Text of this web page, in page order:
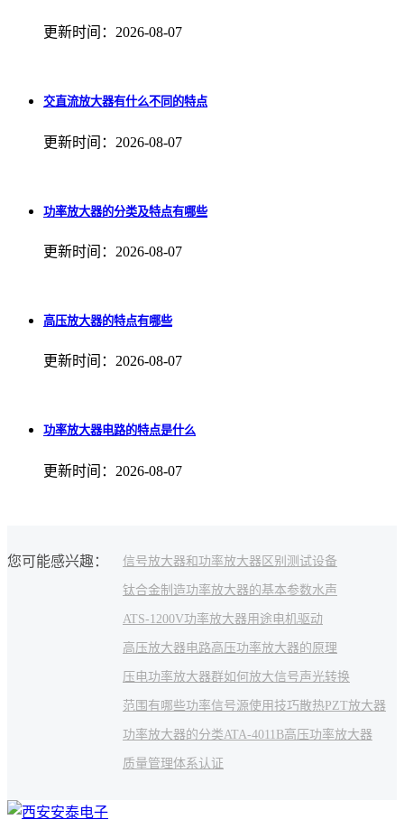
更新时间：2026-08-07
交直流放大器有什么不同的特点
更新时间：2026-08-07
功率放大器的分类及特点有哪些
更新时间：2026-08-07
高压放大器的特点有哪些
更新时间：2026-08-07
功率放大器电路的特点是什么
更新时间：2026-08-07
您可能感兴趣： 信号放大器和功率放大器区别 测试设备
钛合金制造功率放大器的基本参数水声
ATS-1200V功率放大器用途 电机驱动
高压放大器电路高压功率放大器的原理
压电功率放大器群如何放大信号声光转换
范围有哪些功率信号源使用技巧散热PZT放大器
功率放大器的分类ATA-4011B高压功率放大器
质量管理体系认证